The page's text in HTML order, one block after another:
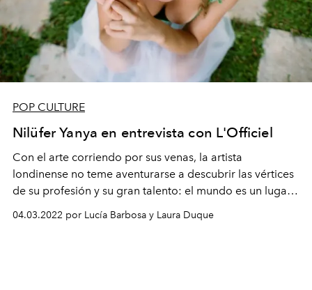
POP CULTURE
Nilüfer Yanya en entrevista con L'Officiel
Con el arte corriendo por sus venas, la artista
londinense no teme aventurarse a descubrir las vértices
de su profesión y su gran talento: el mundo es un lugar
04.03.2022 por Lucía Barbosa y Laura Duque